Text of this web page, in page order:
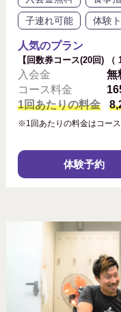
高級プライベートジ
子連れ可能
体験
人気のプラン
【回数券コース(20回) （
入会金
無
コース料金
1回あたりの料金
※1回あたりの料金はコー
体験予約